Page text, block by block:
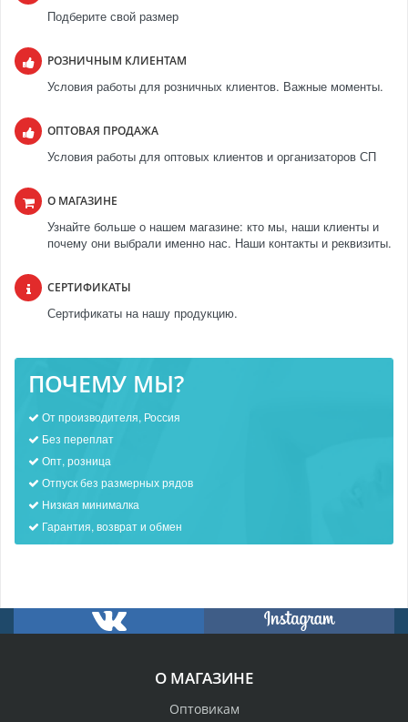
Подберите свой размер
РОЗНИЧНЫМ КЛИЕНТАМ
Условия работы для розничных клиентов. Важные моменты.
ОПТОВАЯ ПРОДАЖА
Условия работы для оптовых клиентов и организаторов СП
О МАГАЗИНЕ
Узнайте больше о нашем магазине: кто мы, наши клиенты и
почему они выбрали именно нас. Наши контакты и реквизиты.
СЕРТИФИКАТЫ
Сертификаты на нашу продукцию.
ПОЧЕМУ МЫ?
От производителя, Россия
Без переплат
Опт, розница
Отпуск без размерных рядов
Низкая минималка
Гарантия, возврат и обмен
О МАГАЗИНЕ
Оптовикам